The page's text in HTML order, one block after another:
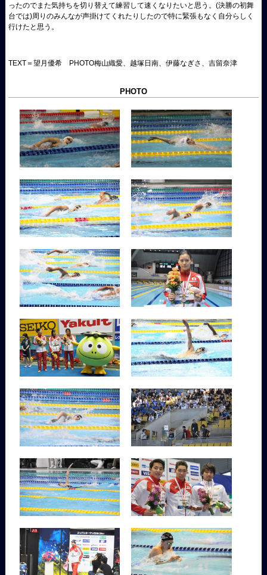
ったのでまた気持ちを切り替えて練習して速くなりたいと思う。(決勝の初舞
台では)周りのみんなが声掛けてくれたりしたので特に緊張もなく自分らしく
行けたと思う。
TEXT＝望月優希 PHOTO梅山織愛、越塚日南、伊藤なぎさ、吉留奈津
PHOTO